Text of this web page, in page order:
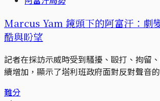
Marcus Yam 鏡頭下的阿富汗：劇
酷與盼望
記者在採訪示威時受到騷擾、毆打、拘留
續增加，顯示了塔利班政府面對反對聲音
難分